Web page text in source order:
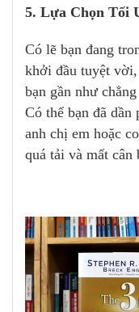
5. Lựa Chọn Tối
Có lẽ bạn đang
khởi đầu tuyệt
bạn gần như
Có thể bạn đã dần
anh chị em hoặc
quá tải và mất cân